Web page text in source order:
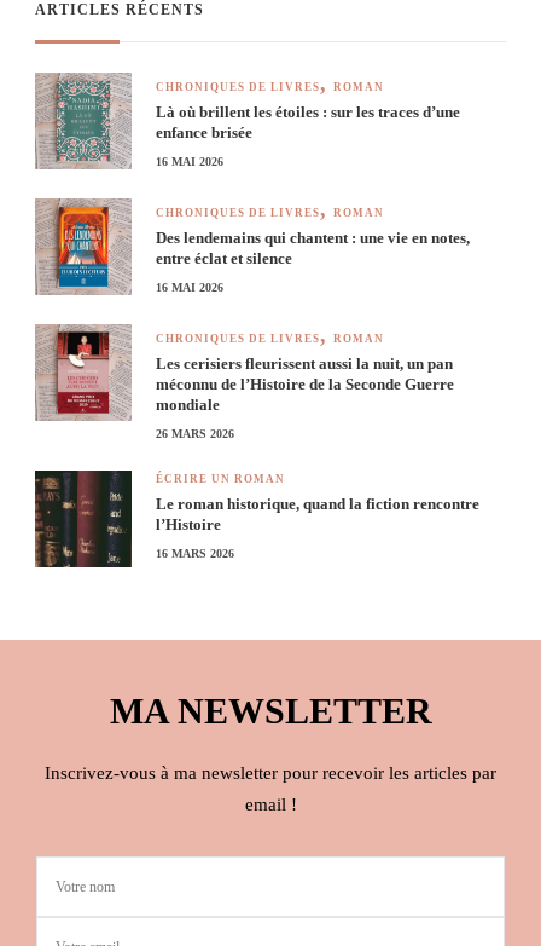
ARTICLES RÉCENTS
CHRONIQUES DE LIVRES ROMAN
Là où brillent les étoiles : sur les traces d’une
enfance brisée
16 MAI 2026
CHRONIQUES DE LIVRES ROMAN
Des lendemains qui chantent : une vie en notes,
entre éclat et silence
16 MAI 2026
CHRONIQUES DE LIVRES ROMAN
Les cerisiers fleurissent aussi la nuit, un pan
méconnu de l’Histoire de la Seconde Guerre
mondiale
26 MARS 2026
ÉCRIRE UN ROMAN
Le roman historique, quand la fiction rencontre
l’Histoire
16 MARS 2026
MA NEWSLETTER
Inscrivez-vous à ma newsletter pour recevoir les articles par
email !